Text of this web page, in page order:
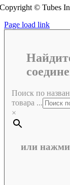
Copyright © Tubes
Page load link
Поиск по
товара ...
×
или